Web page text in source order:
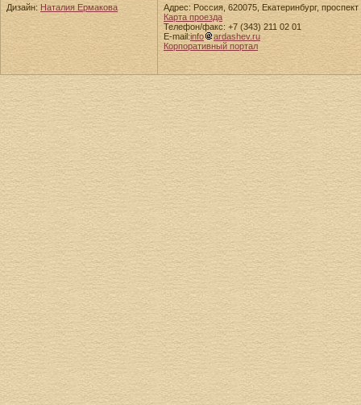
Дизайн: Наталия Ермакова
Адрес: Россия, 620075, Екатеринбург,
Карта проезда
Телефон/факс: +7 (343) 211 02 01
E-mail:info
ardashev.ru
Корпоративный портал